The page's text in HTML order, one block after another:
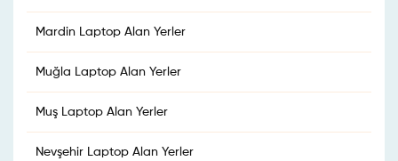
Mardin Laptop Alan Yerler
Muğla Laptop Alan Yerler
Muş Laptop Alan Yerler
Nevşehir Laptop Alan Yerler